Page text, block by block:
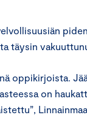
täysin
oppikirjoista.
on